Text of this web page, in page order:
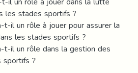
les stades sportifs ?
il un rôle à jouer pour assurer la
les stades sportifs ?
il un rôle dans la gestion des
sportifs ?